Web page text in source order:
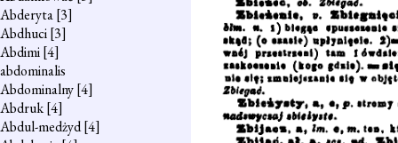
Abderyta[3]
Abdhuci[3]
Abdimi[4]
abdominalis
Abdominalny[4]
Abdruk[4]
Abdul-medżyd[4]